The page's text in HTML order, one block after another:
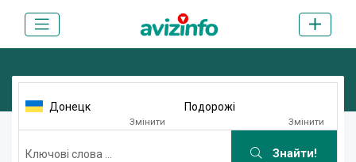
Донецк
Змінити
Подорожі
Змінити
Знайти!